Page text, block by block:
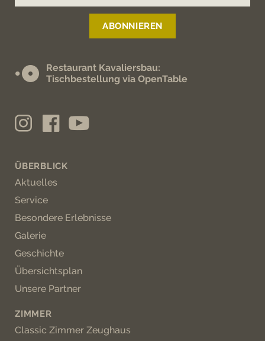
Restaurant Kavaliersbau:
Tischbestellung via OpenTable
ÜBERBLICK
Aktuelles
Service
Besondere Erlebnisse
Galerie
Geschichte
Übersichtsplan
Unsere Partner
ZIMMER
Classic Zimmer Zeughaus